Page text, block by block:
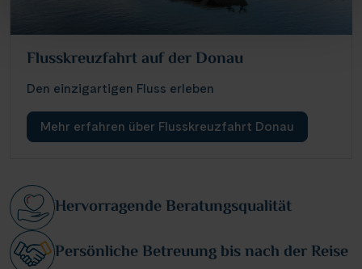
Flusskreuzfahrt auf der Donau
Den einzigartigen Fluss erleben
Mehr erfahren über Flusskreuzfahrt Donau
Hervorragende Beratungsqualität
Persönliche Betreuung bis nach der Reise